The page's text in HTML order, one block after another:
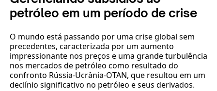
petróleo em um período de crise
O mundo está passando por uma crise global sem
precedentes, caracterizada por um aumento
impressionante nos preços e uma grande turbulência
nos mercados de petróleo como resultado do
confronto Rússia-Ucrânia-OTAN, que resultou em um
declínio significativo no petróleo e seus derivados.